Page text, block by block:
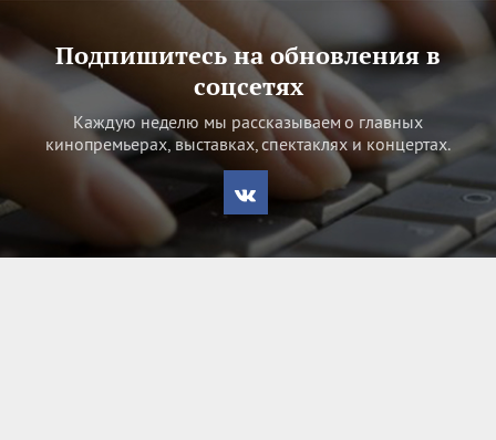
Подпишитесь на обновления в
соцсетях
Каждую неделю мы рассказываем о главных
кинопремьерах, выставках, спектаклях и концертах.